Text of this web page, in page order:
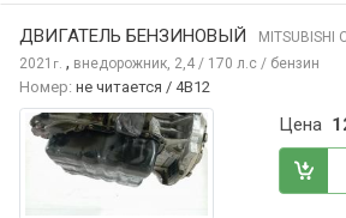
ДВИГАТЕЛЬ БЕНЗИНОВЫЙ MITSUBISHI
2021 г. , внедорожник, 2,4 / 170 л.с / бензин
Номер: не читается / 4B12
Цена